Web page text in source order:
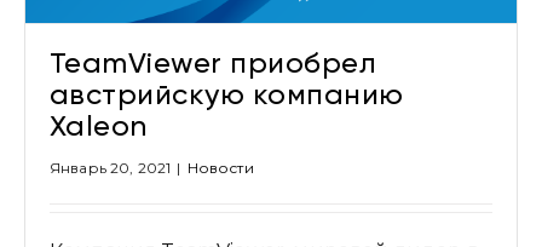
TeamViewer приобрел
австрийскую компанию
Xaleon
Январь 20, 2021 | Новости